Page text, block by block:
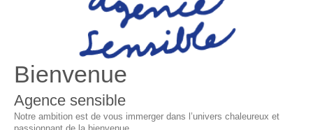
Bienvenue
Agence sensible
Notre ambition est de vous immerger dans l’univers chaleureux et